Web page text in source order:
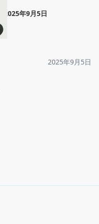
2025年9月5日
2025年9月5日